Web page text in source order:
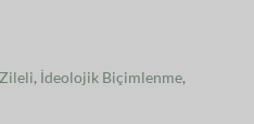
, İdeolojik Biçimlenme,